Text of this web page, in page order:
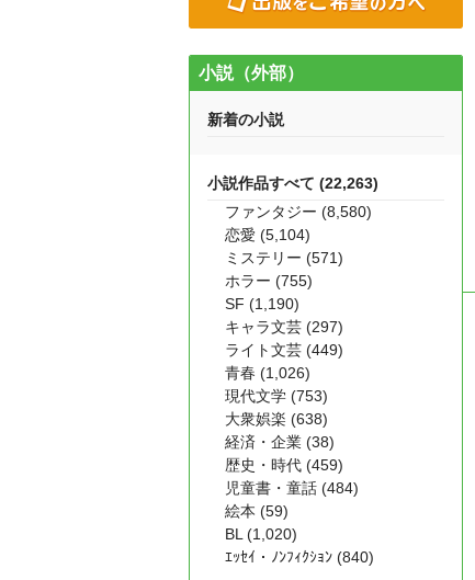
小説（外部）
新着の小説
小説作品すべて (22,263)
ファンタジー (8,580)
恋愛 (5,104)
ミステリー (571)
ホラー (755)
SF (1,190)
キャラ文芸 (297)
ライト文芸 (449)
青春 (1,026)
現代文学 (753)
大衆娯楽 (638)
経済・企業 (38)
歴史・時代 (459)
児童書・童話 (484)
絵本 (59)
BL (1,020)
ｴｯｾｲ・ﾉﾝﾌｨｸｼｮﾝ (840)